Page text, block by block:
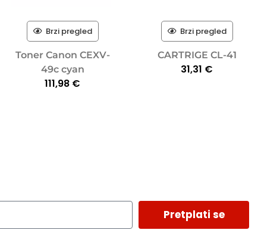
Brzi pregled
Toner Canon CEXV-
49c cyan
111,98 €
Brzi pregled
CARTRIGE CL-41
31,31 €
Pretplati se